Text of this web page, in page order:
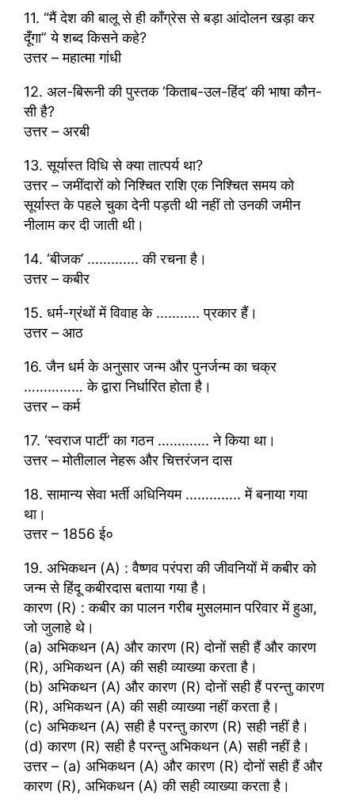
11. “मैं देश की बालू से ही काँग्रेस से बड़ा आंदोलन खड़ा कर
दूँगा” ये शब्द किसने कहे?
उत्तर – महात्मा गांधी
12. अल-बिरूनी की पुस्तक ‘किताब-उल-हिंद’ की भाषा कौन-
सी है?
उत्तर – अरबी
13. सूर्यास्त विधि से क्या तात्पर्य था?
उत्तर – जमींदारों को निश्चित राशि एक निश्चित समय को
सूर्यास्त के पहले चुका देनी पड़ती थी नहीं तो उनकी जमीन
नीलाम कर दी जाती थी।
14. ‘बीजक’ …………. की रचना है।
उत्तर – कबीर
15. धर्म-ग्रंथों में विवाह के ……….. प्रकार हैं।
उत्तर – आठ
16. जैन धर्म के अनुसार जन्म और पुनर्जन्म का चक्र
…………… के द्वारा निर्धारित होता है।
उत्तर – कर्म
17. ‘स्वराज पार्टी’ का गठन …………. ने किया था।
उत्तर – मोतीलाल नेहरू और चित्तरंजन दास
18. सामान्य सेवा भर्ती अधिनियम ………….. में बनाया गया
था।
उत्तर – 1856 ई०
19. अभिकथन (A) : वैष्णव परंपरा की जीवनियों में कबीर को
जन्म से हिंदू कबीरदास बताया गया है।
कारण (R) : कबीर का पालन गरीब मुसलमान परिवार में हुआ,
जो जुलाहे थे।
(a) अभिकथन (A) और कारण (R) दोनों सही हैं और कारण
(R), अभिकथन (A) की सही व्याख्या करता है।
(b) अभिकथन (A) और कारण (R) दोनों सही हैं परन्तु कारण
(R), अभिकथन (A) की सही व्याख्या नहीं करता है।
(c) अभिकथन (A) सही है परन्तु कारण (R) सही नहीं है।
(d) कारण (R) सही है परन्तु अभिकथन (A) सही नहीं है।
उत्तर – (a) अभिकथन (A) और कारण (R) दोनों सही हैं और
कारण (R), अभिकथन (A) की सही व्याख्या करता है।